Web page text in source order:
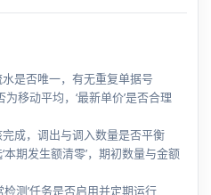
是否唯一，有无重复单据号
为移动平均，‘最新单价’是否合理
完成，调出与调入数量是否平衡
本期发生额清零’，期初数量与金额
检测’任务是否启用并定期运行